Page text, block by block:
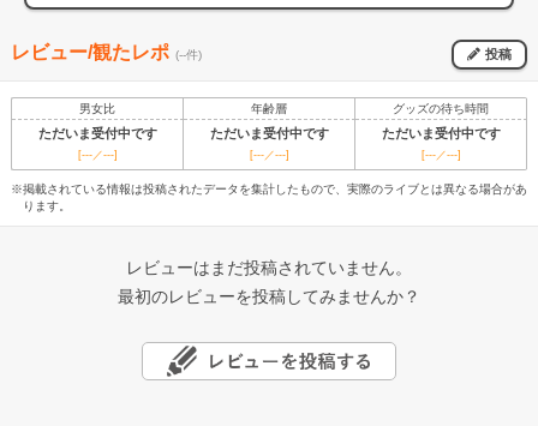
レビュー/観たレポ (--件) 投稿
男女比 年齢層 グッズの待ち時間
ただいま受付中です ただいま受付中です ただいま受付中です
[---／---] [---／---] [---／---]
※掲載されている情報は投稿されたデータを集計したもので、実際のライブとは異なる場合があ
ります。
レビューはまだ投稿されていません。
最初のレビューを投稿してみませんか？